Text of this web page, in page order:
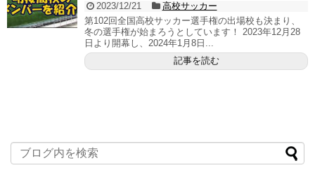
2023/12/21
高校サッカー
第102回全国高校サッカー選手権の出場校も決まり、
冬の選手権が始まろうとしています！ 2023年12月28
日より開幕し、2024年1月8日...
記事を読む